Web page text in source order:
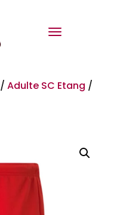
/Adulte SC Etang /